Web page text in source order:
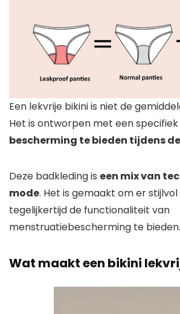
Een lekvrije bikini is niet de
Het is ontworpen met een specifiek
bescherming te bieden tijdens
Deze badkleding is een mix van
mode. Het is gemaakt om er
tegelijkertijd de functionaliteit van
menstruatiebescherming te bieden.
Wat maakt een bikini